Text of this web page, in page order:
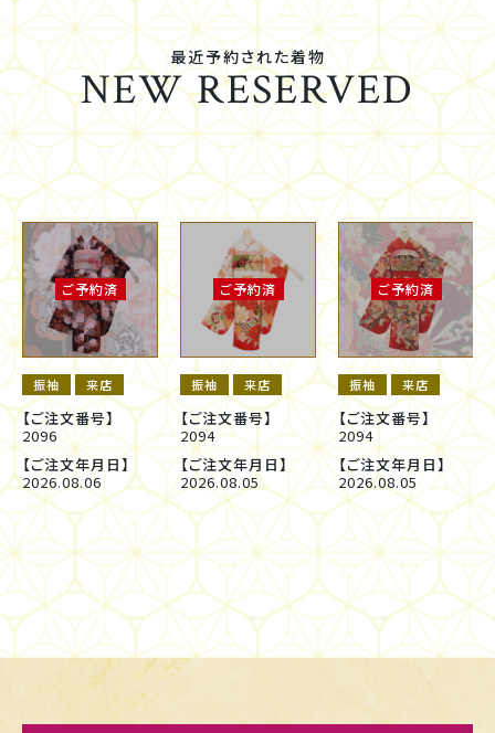
最近予約された着物
NEW RESERVED
ご予約済
振袖 来店
【ご注文番号】
2096
【ご注文年月日】
2026.08.06
ご予約済
振袖 来店
【ご注文番号】
2094
【ご注文年月日】
2026.08.05
ご予約済
振袖 来店
【ご注文番号】
2094
【ご注文年月日】
2026.08.05